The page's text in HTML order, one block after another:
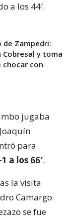
a los 44′.
de Zampedri:
Cobresal y toma
chocar con
jugaba
para
a los 66′.
la visita
Camargo
se fue